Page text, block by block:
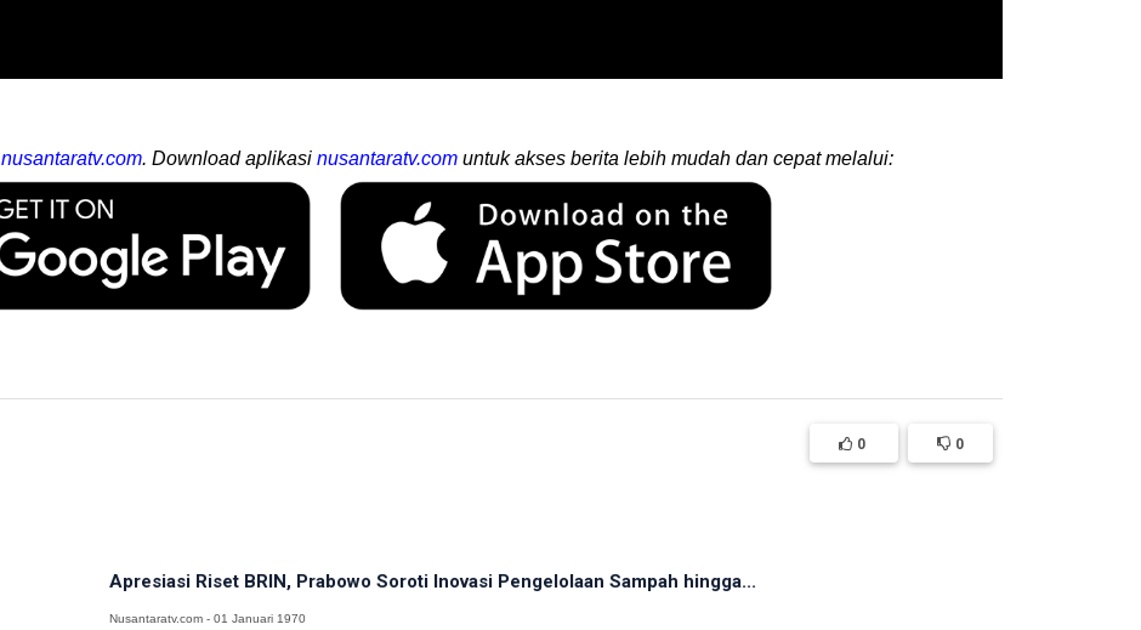
nusantaratv.com. Download aplikasi nusantaratv.com untuk akses berita lebih mudah dan cepat melalui:
0 0
Apresiasi Riset BRIN, Prabowo Soroti Inovasi Pengelolaan Sampah hingga...
Nusantaratv.com - 01 Januari 1970